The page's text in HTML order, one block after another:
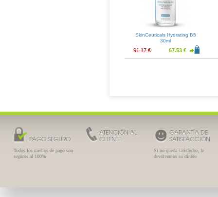
SkinCeuticals Hydrating B5
30ml
91.17 € 67.53 €
PAGO SEGURO
Todos los medios de pago son
seguros al 100%
ATENCIÓN AL
CLIENTE
GARANTÍA DE
SATISFACCIÓN
Si no queda satisfecho, le
devolvemos su dinero